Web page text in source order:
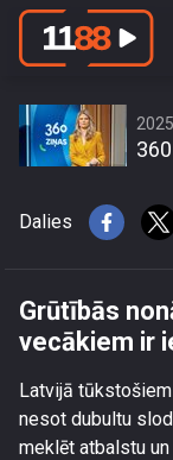
Dalies
Grūtībās
vecākiem ir
Latvijā
nesot dubultu
meklēt atbalstu